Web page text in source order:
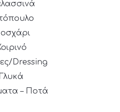
Dressing
Γλυκά
– Ποτά